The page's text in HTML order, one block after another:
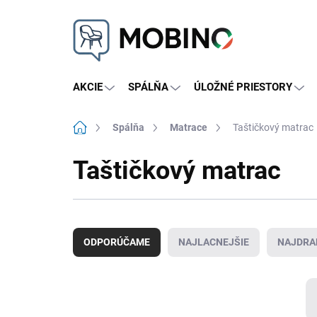
AKCIE SPÁLŇA ÚLOŽNÉ PRIESTORY
DomovSpálňa Matrace Taštičkový matrac
Taštičkový matrac
a
d
ODPORÚČAME NAJLACNEJŠIE